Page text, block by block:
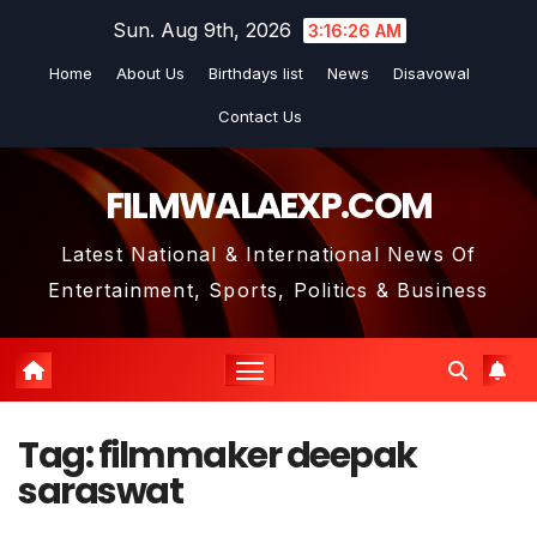
Sun. Aug 9th, 2026 3:16:26 AM
Home About Us Birthdays list News Disavowal
Contact Us
FILMWALAEXP.COM
Latest National & International News Of
Entertainment, Sports, Politics & Business
Tag:filmmaker deepak
saraswat